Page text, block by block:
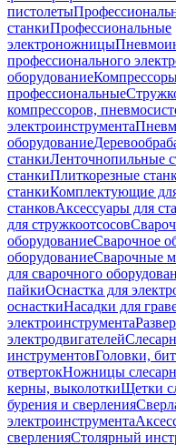
пистолеты
станкиПрофессиональные
электроножницы
профессионального
оборудование
профессиональные
компрессоров,
электроинструмента
оборудование
станкиЛенточнопильные
станкиПлиткорезные
станкиКомплектующие
станковАксессуары для
для стружкоотсосов
оборудованиеСварочное
оборудованиеСварочные
для сварочного
пайкиОснастка для
оснасткиНасадки для
электроинструмента
электродвигателей
инструментовГоловки,
отвертокНожницы
керны, выколоткиЩетки
бурения и сверления
электроинструмента
сверленияСтолярный